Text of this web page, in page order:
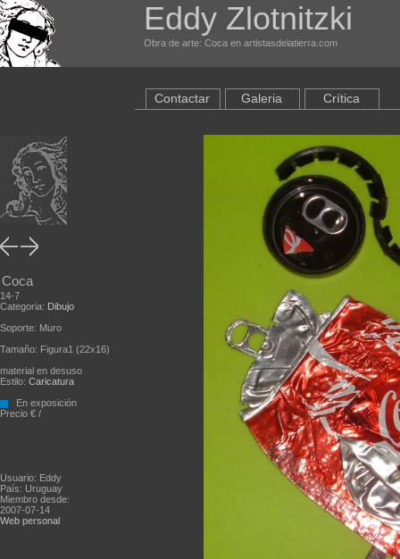
Eddy Zlotnitzki
Obra de arte: Coca en artistasdelatierra.com
Coca
14-7
Categoria: Dibujo
Soporte: Muro
Tamaño: Figura1 (22x16)
material en desuso
Estilo: Caricatura
En exposición
Precio € /
Usuario: Eddy
País: Uruguay
Miembro desde:
2007-07-14
Web personal
Contactar Galeria Crítica